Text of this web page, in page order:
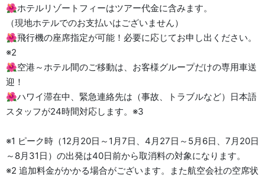
🌺ホテルリゾートフィーはツアー代金に含みます。
（現地ホテルでのお支払いはございません）
🌺飛行機の座席指定が可能！必要に応じてお申し出ください。
※2
🌺空港～ホテル間のご移動は、お客様グループだけの専用車送
迎！
🌺ハワイ滞在中、緊急連絡先は（事故、トラブルなど）日本語
スタッフが24時間対応します。※3
※1 ピーク時（12月20日～1月7日、4月27日～5月6日、7月20日
～8月31日）の出発は40日前から取消料の対象になります。
※2 追加料金がかかる場合がございます。また航空会社の空席状